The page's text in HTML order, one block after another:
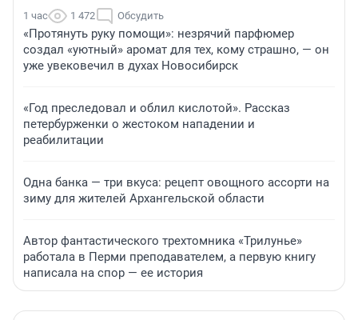
1 час 1 472 Обсудить
«Протянуть руку помощи»: незрячий парфюмер
создал «уютный» аромат для тех, кому страшно, — он
уже увековечил в духах Новосибирск
«Год преследовал и облил кислотой». Рассказ
петербурженки о жестоком нападении и
реабилитации
Одна банка — три вкуса: рецепт овощного ассорти на
зиму для жителей Архангельской области
Автор фантастического трехтомника «Трилунье»
работала в Перми преподавателем, а первую книгу
написала на спор — ее история